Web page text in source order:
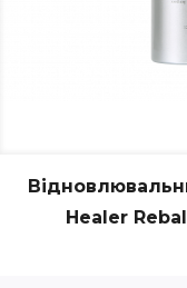
Healer